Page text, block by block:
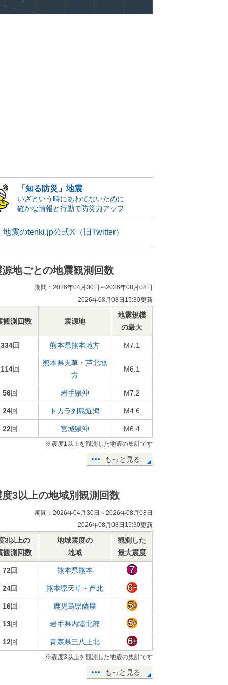
「知る防災」地震
いざという時にあわてないために
確かな情報と行動で防災力アップ
地震のtenki.jp公式X（旧Twitter）
源地ごとの地震観測回数
期間：2026年04月30日～2026年08月08日
2026年08月08日15:30更新
観測回数 震源地
地震規模
の最大
334回 熊本県熊本地方 M7.1
114回
熊本県天草・芦北地
方
M6.1
56回 岩手県沖 M7.2
24回 トカラ列島近海 M4.6
22回 宮城県沖 M6.4
※震度1以上を観測した地震の集計です
もっと見る
度3以上の地域別観測回数
期間：2026年04月30日～2026年08月08日
2026年08月08日15:30更新
3以上の
観測回数
地域震度の
地域
観測した
最大震度
72回 熊本県熊本
24回 熊本県天草・芦北
16回 鹿児島県薩摩
13回 岩手県内陸北部
12回 青森県三八上北
※震度3以上を観測した地震の集計です
もっと見る